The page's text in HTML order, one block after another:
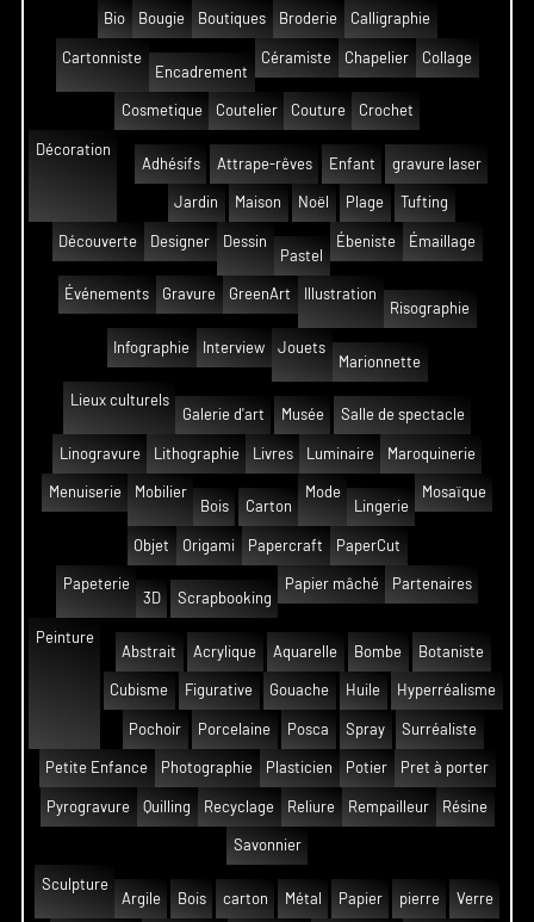
Bio Bougie Boutiques Broderie Calligraphie
Cartonniste
Encadrement
Céramiste Chapelier Collage
Cosmetique Coutelier Couture Crochet
Décoration
Adhésifs
Attrape-rêves Enfant gravure laser
Jardin Maison Noël Plage Tufting
Découverte Designer
Dessin
Pastel
Ébeniste Émaillage
Événements Gravure GreenArt
Illustration
Risographie
Infographie Interview
Jouets
Marionnette
Lieux culturels
Galerie d'art
Musée Salle de spectacle
Linogravure Lithographie Livres Luminaire Maroquinerie
Menuiserie
Mobilier
Bois
Carton
Mode
Lingerie
Mosaïque
Objet Origami Papercraft PaperCut
Papeterie
3D
Scrapbooking
Papier mâché Partenaires
Peinture
Abstrait
Acrylique Aquarelle Bombe Botaniste
Cubisme Figurative Gouache Huile Hyperréalisme
Pochoir Porcelaine Posca Spray Surréaliste
Petite Enfance Photographie Plasticien Potier Pret à porter
Pyrogravure Quilling Recyclage Reliure Rempailleur Résine
Savonnier
Sculpture
Argile
Bois carton Métal Papier pierre Verre